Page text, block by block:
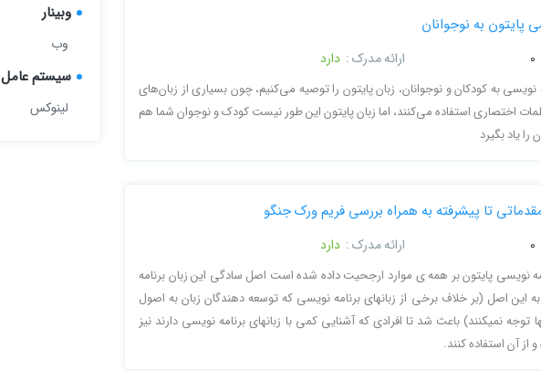
پایتون به نوجوانان
0 ارائه مدرک : دارد
به کودکان و نوجوانان، زبان پایتون را توصیه می‌کنیم، چون بسیاری از زبان‌های
اختصاری استفاده می‌کنند، اما زبان پایتون این طور نیست کودک و نوجوان شما هم
یاد بگیرد
تا پیشرفته به همراه بررسی فریم ورک جنگو
0 ارائه مدرک : دارد
نویسی پایتون بر همه ی موارد ارجحیت داده شده است اصل سادگی این زبان برنامه
این اصل (بر خلاف برخی از زبانهای برنامه نویسی که توسعه دهندگان زبان به اصول
توجه نمیکنند) باعث شد تا افرادی که آشنایی کمی با زبانهای برنامه نویسی دارند نیز
از آن استفاده کنند.
وبینار
وب
سیستم عامل
لینوکس